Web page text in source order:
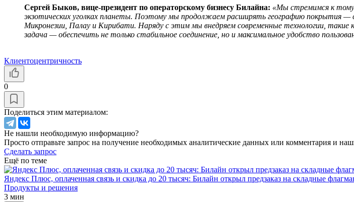
Сергей Быков, вице-президент по операторскому бизнесу Билайна: «Мы стремимся к
экзотических уголках планеты. Поэтому мы продолжаем расширять географию покрытия
Микронезии, Палау и Кирибати. Наряду с этим мы внедряем современные технологии,
задача — обеспечить не только стабильное соединение, но и максимальное удобство
Клиентоцентричность
0
Поделиться этим материалом:
Не нашли необходимую информацию?
Просто отправьте запрос на получение необходимых аналитические данных или комментария и
Сделать запрос
Ещё по теме
Яндекс Плюс, оплаченная связь и скидка до 20 тысяч: Билайн открыл предзаказ на складные
Продукты и решения
3 мин